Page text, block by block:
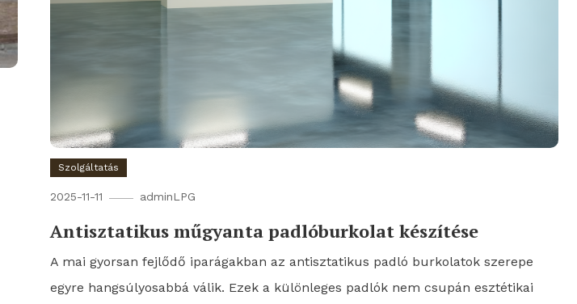
Szolgáltatás
2025-11-11 adminLPG
Antisztatikus műgyanta padlóburkolat készítése
A mai gyorsan fejlődő iparágakban az antisztatikus padló burkolatok szerepe
egyre hangsúlyosabbá válik. Ezek a különleges padlók nem csupán esztétikai